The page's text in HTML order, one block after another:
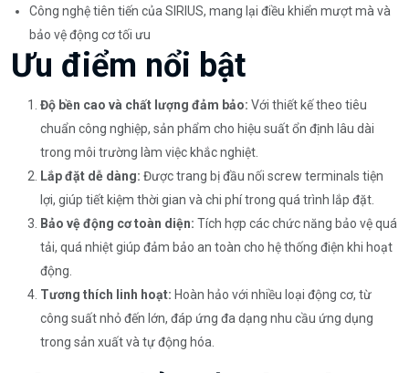
Công nghệ tiên tiến của SIRIUS, mang lại điều khiển mượt mà và
bảo vệ động cơ tối ưu
Ưu điểm nổi bật
Độ bền cao và chất lượng đảm bảo: Với thiết kế theo tiêu
chuẩn công nghiệp, sản phẩm cho hiệu suất ổn định lâu dài
trong môi trường làm việc khắc nghiệt.
Lắp đặt dễ dàng: Được trang bị đầu nối screw terminals tiện
lợi, giúp tiết kiệm thời gian và chi phí trong quá trình lắp đặt.
Bảo vệ động cơ toàn diện: Tích hợp các chức năng bảo vệ quá
tải, quá nhiệt giúp đảm bảo an toàn cho hệ thống điện khi hoạt
động.
Tương thích linh hoạt: Hoàn hảo với nhiều loại động cơ, từ
công suất nhỏ đến lớn, đáp ứng đa dạng nhu cầu ứng dụng
trong sản xuất và tự động hóa.